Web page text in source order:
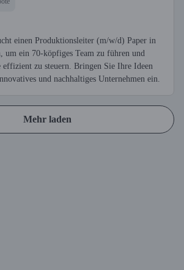
einen Produktionsleiter (m/w/d) Paper in
um ein 70-köpfiges Team zu führen und
effizient zu steuern. Bringen Sie Ihre Ideen
und nachhaltiges Unternehmen ein.
Mehr laden